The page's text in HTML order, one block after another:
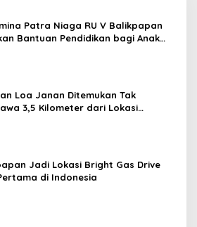
Patra Niaga RU V Balikpapan
Bantuan Pendidikan bagi Anak
Loa Janan Ditemukan Tak
3,5 Kilometer dari Lokasi
Jadi Lokasi Bright Gas Drive
di Indonesia